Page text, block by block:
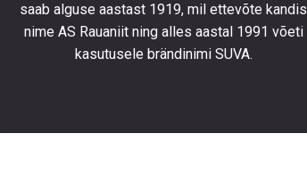
saab alguse aastast 1919, mil ettevõte kandis
nime AS Rauaniit ning alles aastal 1991 võeti
kasutusele brändinimi SUVA.